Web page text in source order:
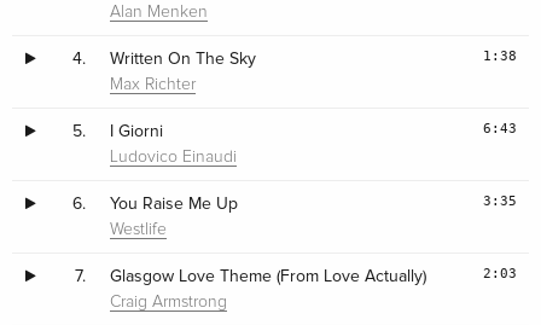
Alan Menken
4. Written On The Sky
Max Richter
1:38
5. I Giorni
Ludovico Einaudi
6:43
6. You Raise Me Up
Westlife
3:35
7. Glasgow Love Theme (From Love Actually)
Craig Armstrong
2:03